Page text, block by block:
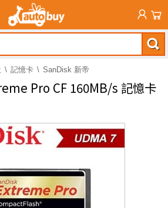
記憶卡 SanDisk 新帝
Pro CF 160MB/s 記憶卡